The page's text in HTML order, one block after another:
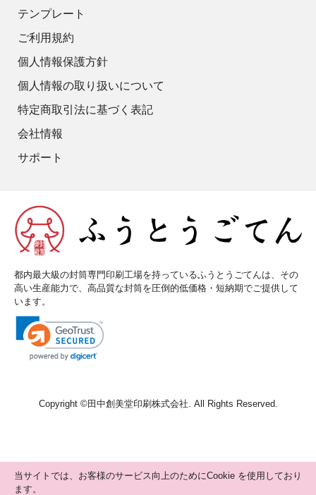
テンプレート
ご利用規約
個人情報保護方針
個人情報の取り扱いについて
特定商取引法に基づく表記
会社情報
サポート
都内最大級の封筒専門印刷工場を持っているふうとうごてんは、その
高い生産能力で、高品質な封筒を圧倒的低価格・短納期でご提供して
います。
当サイトでは、お客様のサービス向上のためにCookie を使用しており
ます。
Copyright ©田中創美堂印刷株式会社 . All Rights Reserved.